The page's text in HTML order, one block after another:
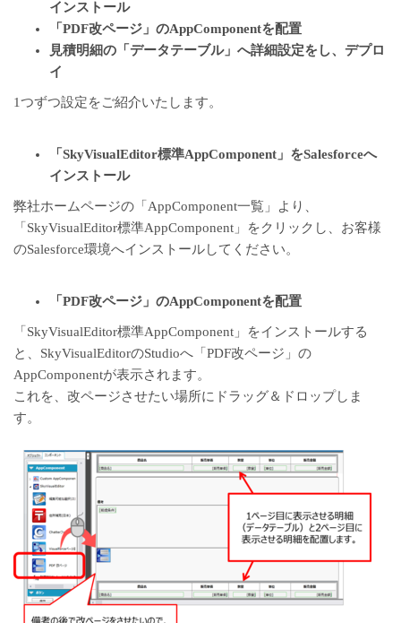
インストール
「PDF改ページ」のAppComponentを配置
見積明細の「データテーブル」へ詳細設定をし、デプロ
イ
1つずつ設定をご紹介いたします。
「SkyVisualEditor標準AppComponent」をSalesforceへ
インストール
弊社ホームページの「 AppComponent一覧 」より、
「 SkyVisualEditor標準AppComponent 」をクリックし、お客様
のSalesforce環境へインストールしてください。
「PDF改ページ」のAppComponentを配置
「SkyVisualEditor標準AppComponent」をインストールする
と、SkyVisualEditorのStudioへ「PDF改ページ」の
AppComponentが表示されます。
これを、改ページさせたい場所にドラッグ＆ドロップしま
す。